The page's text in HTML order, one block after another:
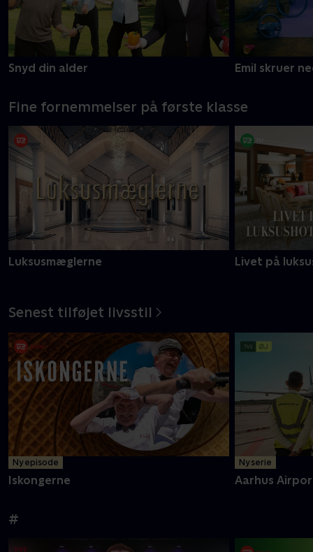
Snyd din alder Emil skruer
Fine fornemmelser på første klasse
Luksusmæglerne Livet på
Senest tilføjet livsstil
Ny episode
Iskongerne
Ny serie
Aarhus
#